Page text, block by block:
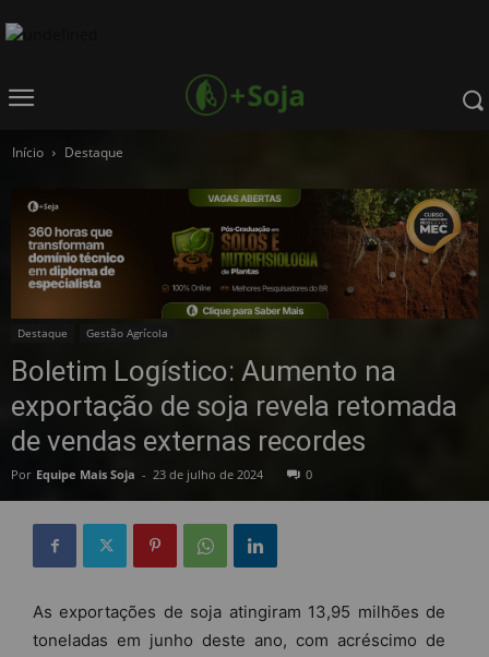
Início Destaque
Destaque Gestão Agrícola
Boletim Logístico: Aumento na
exportação de soja revela retomada
de vendas externas recordes
Por Equipe Mais Soja - 23 de julho de 2024 0
As exportações de soja atingiram 13,95 milhões de
toneladas em junho deste ano, com acréscimo de